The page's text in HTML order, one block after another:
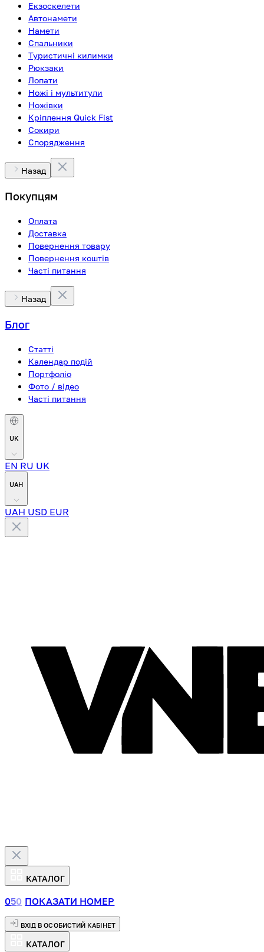
Екзоскелети
Автонамети
Намети
Спальники
Туристичні килимки
Рюкзаки
Лопати
Ножі і мультитули
Ножівки
Кріплення Quick Fist
Сокири
Спорядження
Назад
Покупцям
Оплата
Доставка
Повернення товару
Повернення коштів
Часті питання
Назад
Блог
Статті
Календар подій
Портфоліо
Фото / відео
Часті питання
UK
EN RU UK
UAH
UAH USD EUR
КАТАЛОГ
050 ПОКАЗАТИ НОМЕР
ВХІД В ОСОБИСТИЙ КАБІНЕТ
КАТАЛОГ